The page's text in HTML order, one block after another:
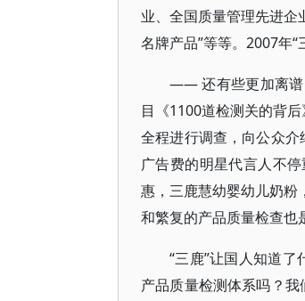
业、全国质量管理先进
名牌产品”等等。2007年“
―― 还有些更加离谱
目《1100道检测关的背
全程进行调查，向公众
广告费的明星代言人不
惠，三鹿慧幼婴幼儿奶粉
和繁复的产品质量检查也
“三鹿”让国人知道
产品质量检测体系吗？